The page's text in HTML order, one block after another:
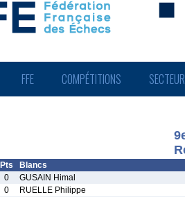
FFE COMPÉTITIONS
Pts
Blancs
0
GUSAIN Himal
0
RUELLE Philippe